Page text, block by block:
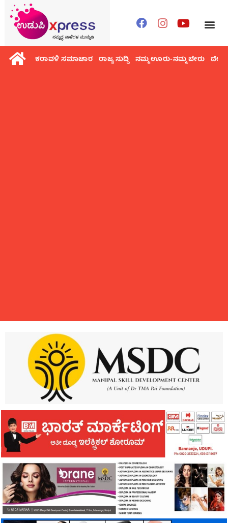
ಕರಾವಳಿ ಸಮಾಚಾರ ರಾಜ್ಯ ಸುದ್ದಿ ನಮ್ಮ ಊರು-ನಮ್ಮ ಬೇರು ದೇಶ